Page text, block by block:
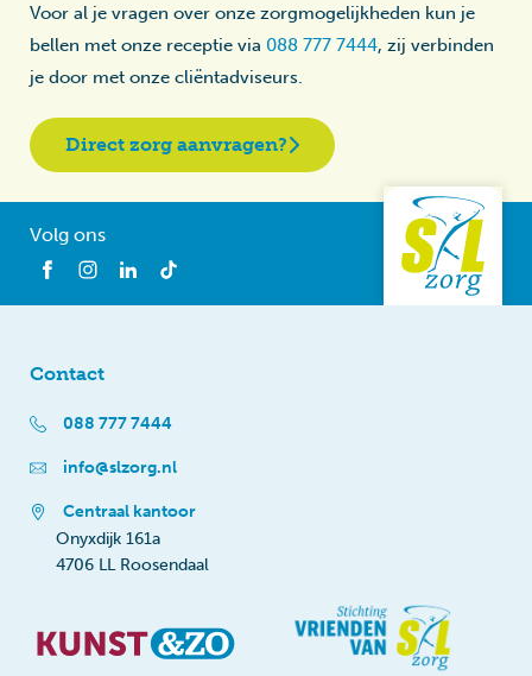
Voor al je vragen over onze zorgmogelijkheden kun je
bellen met onze receptie via 088 777 7444, zij verbinden
je door met onze cliëntadviseurs.
Direct zorg aanvragen?
Volg ons
Contact
088 777 7444
info@slzorg.nl
Centraal kantoor
Onyxdijk 161a
4706 LL Roosendaal